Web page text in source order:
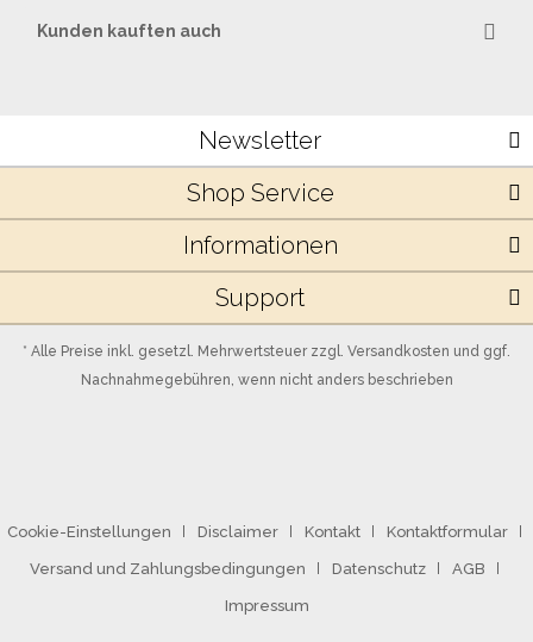
Kunden kauften auch
Support
Shop Service
Informationen
Newsletter
* Alle Preise inkl. gesetzl. Mehrwertsteuer zzgl. Versandkosten und ggf.
Nachnahmegebühren, wenn nicht anders beschrieben
Cookie-Einstellungen Disclaimer Kontakt Kontaktformular
Versand und Zahlungsbedingungen Datenschutz AGB
Impressum